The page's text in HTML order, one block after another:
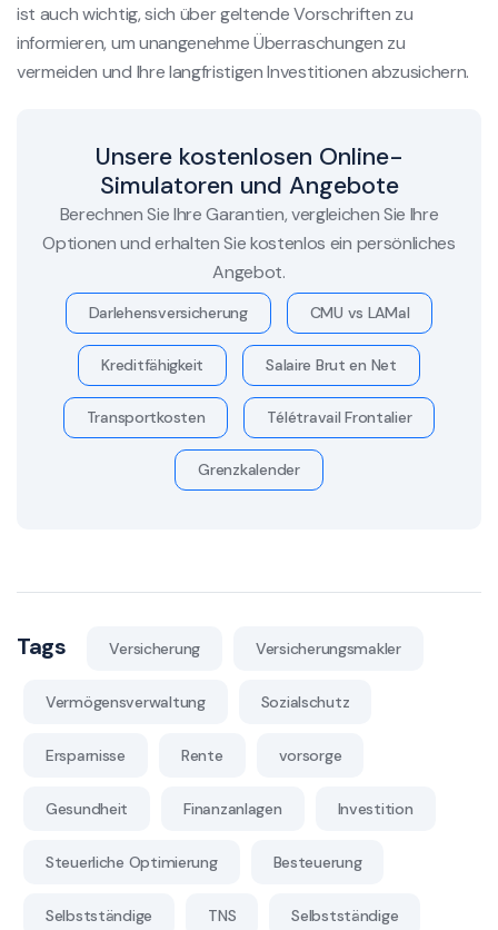
ist auch wichtig, sich über geltende Vorschriften zu
informieren, um unangenehme Überraschungen zu
vermeiden und Ihre langfristigen Investitionen abzusichern.
Unsere kostenlosen Online-
Simulatoren und Angebote
Berechnen Sie Ihre Garantien, vergleichen Sie Ihre
Optionen und erhalten Sie kostenlos ein persönliches
Angebot.
Darlehensversicherung CMU vs LAMal
Kreditfähigkeit Salaire Brut en Net
Transportkosten Télétravail Frontalier
Grenzkalender
Tags Versicherung Versicherungsmakler
Vermögensverwaltung Sozialschutz
Ersparnisse Rente vorsorge
Gesundheit Finanzanlagen Investition
Steuerliche Optimierung Besteuerung
Selbstständige TNS Selbstständige